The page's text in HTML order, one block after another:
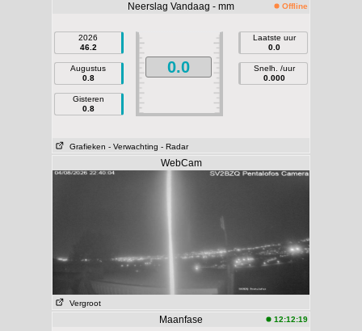
Neerslag Vandaag - mm Offline
2026
46.2
Augustus
0.8
Gisteren
0.8
0.0
Laatste uur
0.0
Snelh. /uur
0.000
Grafieken - Verwachting - Radar
WebCam
Vergroot
Maanfase 12:12:19